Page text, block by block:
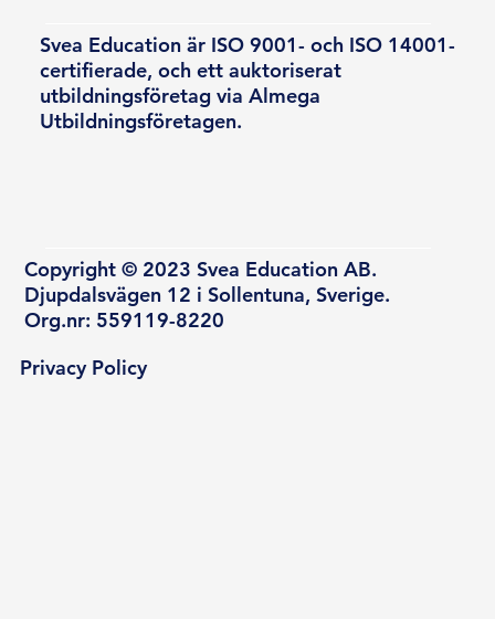
Svea Education är ISO 9001- och ISO 14001-
certifierade, och ett auktoriserat
utbildningsföretag via Almega
Utbildningsföretagen.
Copyright © 2023 Svea Education AB.
Djupdalsvägen 12 i Sollentuna, Sverige.
Org.nr: 559119-8220
Privacy Policy